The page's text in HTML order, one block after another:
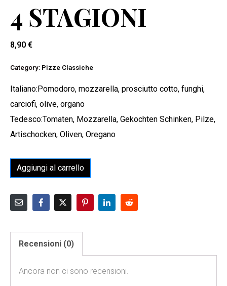
4 STAGIONI
8,90 €
Category: Pizze Classiche
Italiano:Pomodoro, mozzarella, prosciutto cotto, funghi,
carciofi, olive, organo
Tedesco:Tomaten, Mozzarella, Gekochten Schinken, Pilze,
Artischocken, Oliven, Oregano
Aggiungi al carrello
Recensioni (0)
Ancora non ci sono recensioni.